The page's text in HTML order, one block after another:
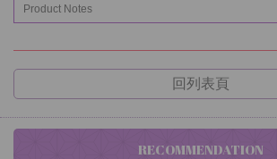
Product Notes
回列表頁
RECOMMENDATION